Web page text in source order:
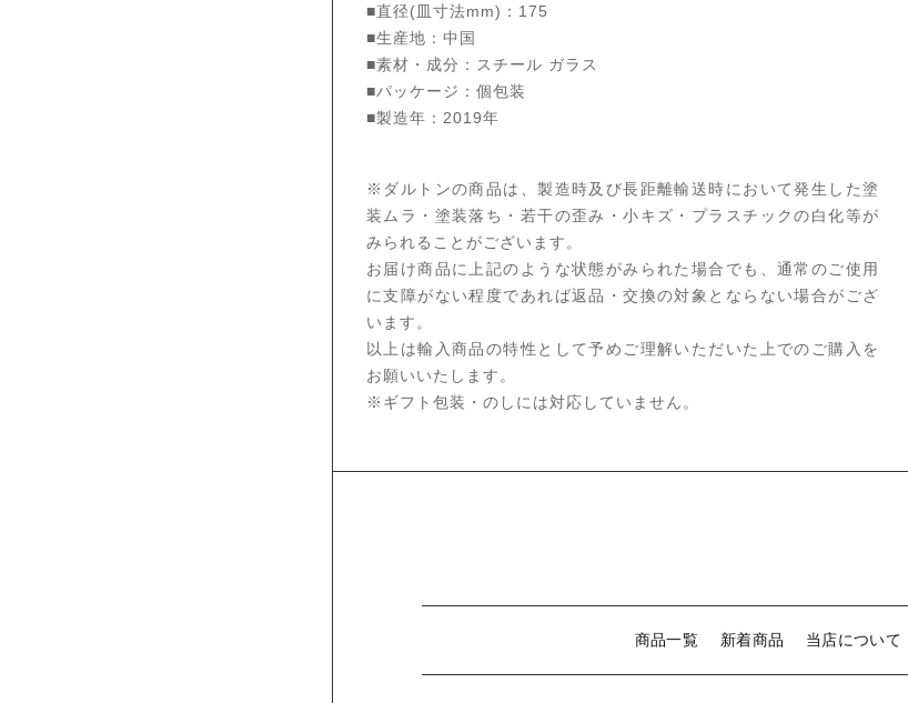
■直径(皿寸法mm)：175
■生産地：中国
■素材・成分：スチール ガラス
■パッケージ：個包装
■製造年：2019年
※ダルトンの商品は、製造時及び長距離輸送時において発生した塗
装ムラ・塗装落ち・若干の歪み・小キズ・プラスチックの白化等が
みられることがございます。
お届け商品に上記のような状態がみられた場合でも、通常のご使用
に支障がない程度であれば返品・交換の対象とならない場合がござ
います。
以上は輸入商品の特性として予めご理解いただいた上でのご購入を
お願いいたします。
※ギフト包装・のしには対応していません。
商品一覧 新着商品 当店について